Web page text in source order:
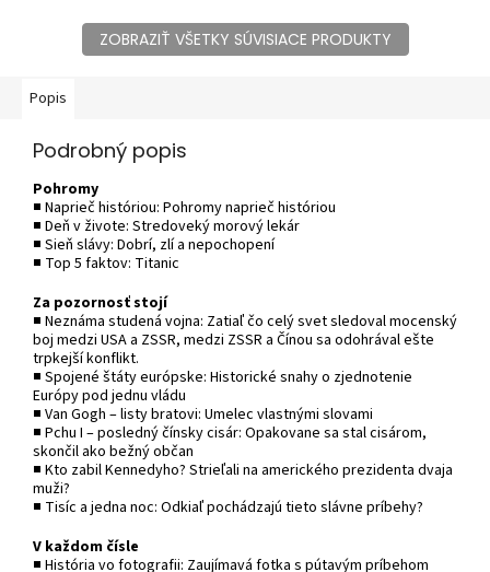
ZOBRAZIŤ VŠETKY SÚVISIACE PRODUKTY
Popis
Podrobný popis
Pohromy
■ Naprieč históriou: Pohromy naprieč históriou
■ Deň v živote: Stredoveký morový lekár
■ Sieň slávy: Dobrí, zlí a nepochopení
■ Top 5 faktov: Titanic
Za pozornosť stojí
■ Neznáma studená vojna: Zatiaľ čo celý svet sledoval mocenský
boj medzi USA a ZSSR, medzi ZSSR a Čínou sa odohrával ešte
trpkejší konflikt.
■ Spojené štáty európske: Historické snahy o zjednotenie
Európy pod jednu vládu
■ Van Gogh – listy bratovi: Umelec vlastnými slovami
■ Pchu I – posledný čínsky cisár: Opakovane sa stal cisárom,
skončil ako bežný občan
■ Kto zabil Kennedyho? Strieľali na amerického prezidenta dvaja
muži?
■ Tisíc a jedna noc: Odkiaľ pochádzajú tieto slávne príbehy?
V každom čísle
■ História vo fotografii: Zaujímavá fotka s pútavým príbehom